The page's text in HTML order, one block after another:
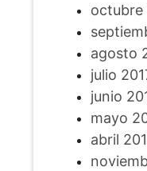
octubre
agosto
julio
junio
mayo
abril